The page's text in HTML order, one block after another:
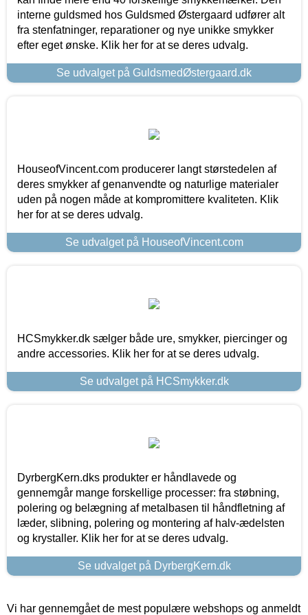
interne guldsmed hos Guldsmed Østergaard udfører alt
fra stenfatninger, reparationer og nye unikke smykker
efter eget ønske. Klik her for at se deres udvalg.
Se udvalget på GuldsmedØstergaard.dk
HouseofVincent.com producerer langt størstedelen af
deres smykker af genanvendte og naturlige materialer
uden på nogen måde at kompromittere kvaliteten. Klik
her for at se deres udvalg.
Se udvalget på HouseofVincent.com
HCSmykker.dk sælger både ure, smykker, piercinger og
andre accessories. Klik her for at se deres udvalg.
Se udvalget på HCSmykker.dk
DyrbergKern.dks produkter er håndlavede og
gennemgår mange forskellige processer: fra støbning,
polering og belægning af metalbasen til håndfletning af
læder, slibning, polering og montering af halv-ædelsten
og krystaller. Klik her for at se deres udvalg.
Se udvalget på DyrbergKern.dk
Vi har gennemgået de mest populære webshops og anmeldt